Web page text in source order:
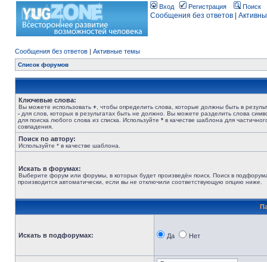
Вход Регистрация Поиск
Сообщения без ответов
Сообщения без ответов | Активные темы
Список форумов
Ключевые слова:
Вы можете использовать + , чтобы определить слова, которые должны быть в
- для слов, которых в результатах быть не должно. Вы можете разделить слова
для поиска любого слова из списка. Используйте * в качестве шаблона для
совпадения.
Поиск по автору:
Используйте * в качестве шаблона.
Искать в форумах:
Выберите форум или форумы, в которых будет произведён поиск. Поиск в
производится автоматически, если вы не отключили соответствующую опцию ниже.
Искать в подфорумах: Да Нет